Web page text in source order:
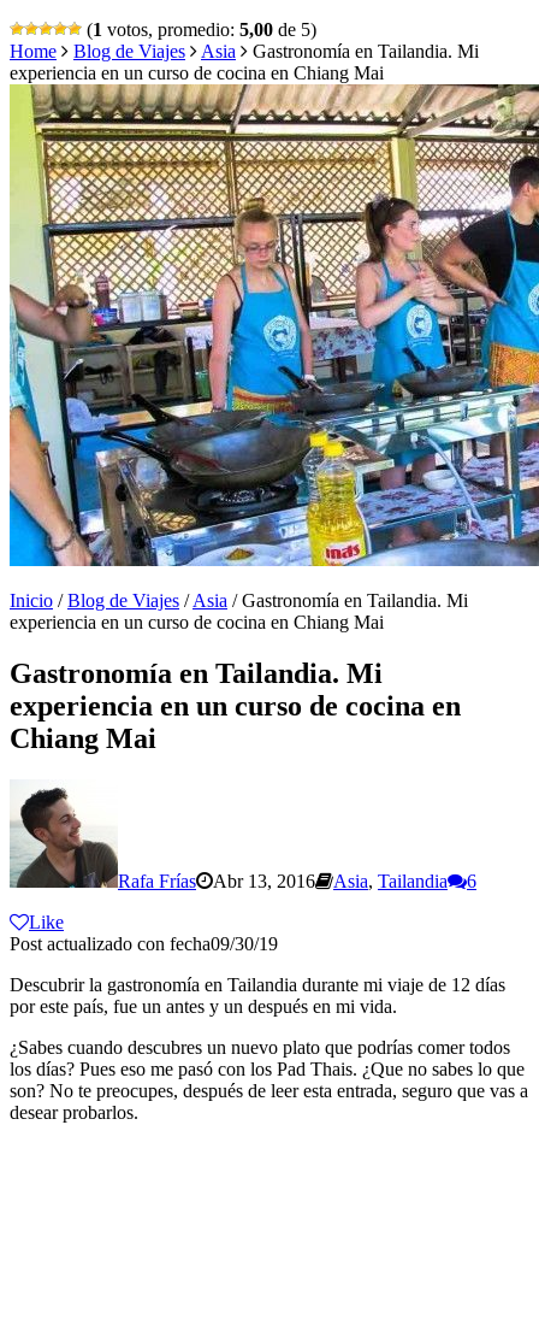
(1 votos, promedio: 5,00 de 5)
Home
Blog de Viajes Asia
Gastronomía en Tailandia. Mi
experiencia en un curso de cocina en Chiang Mai
Inicio /Blog de Viajes /Asia /Gastronomía en Tailandia. Mi
experiencia en un curso de cocina en Chiang Mai
Gastronomía en Tailandia. Mi
experiencia en un curso de cocina en
Chiang Mai
Rafa Frías Abr 13, 2016 Asia, Tailandia
6
Like
Post actualizado con fecha09/30/19
Descubrir la gastronomía en Tailandia durante mi viaje de 12 días
por este país, fue un antes y un después en mi vida.
¿Sabes cuando descubres un nuevo plato que podrías comer todos
los días? Pues eso me pasó con los Pad Thais. ¿Que no sabes lo que
son? No te preocupes, después de leer esta entrada, seguro que vas a
desear probarlos.